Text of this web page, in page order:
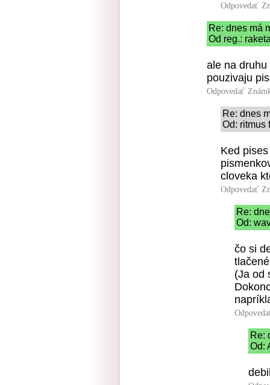
Odpovedať
Re: dnes má
Od reg.:
ale na
pouzivaju
Odpovedať
Re: dnes
Od: ritmus
Ked
cloveka
Odpovedať
Re:
Od:
čo si
(Ja od
Re:
Od: